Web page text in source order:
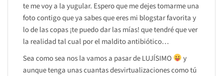
te me voy a la yugular. Espero que me dejes tomarme una
foto contigo que ya sabes que eres mi blogstar favorita y
lo de las copas ¡te puedo dar las mías! que tendré que ver
la realidad tal cual por el maldito antibiótico…
Sea como sea nos la vamos a pasar de LUJÍSIMO
y
aunque tenga unas cuantas desvirtualizaciones como tú